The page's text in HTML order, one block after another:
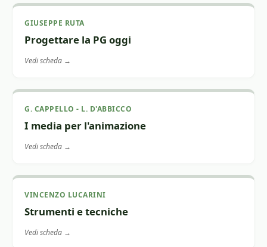
GIUSEPPE RUTA
Progettare la PG oggi
Vedi scheda →
G. CAPPELLO - L. D'ABBICCO
I media per l'animazione
Vedi scheda →
VINCENZO LUCARINI
Strumenti e tecniche
Vedi scheda →